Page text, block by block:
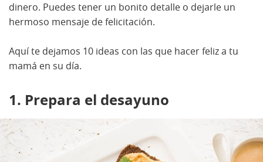
dinero. Puedes tener un bonito detalle o dejarle un
hermoso mensaje de felicitación.
Aquí te dejamos 10 ideas con las que hacer feliz a tu
mamá en su día.
1. Prepara el desayuno